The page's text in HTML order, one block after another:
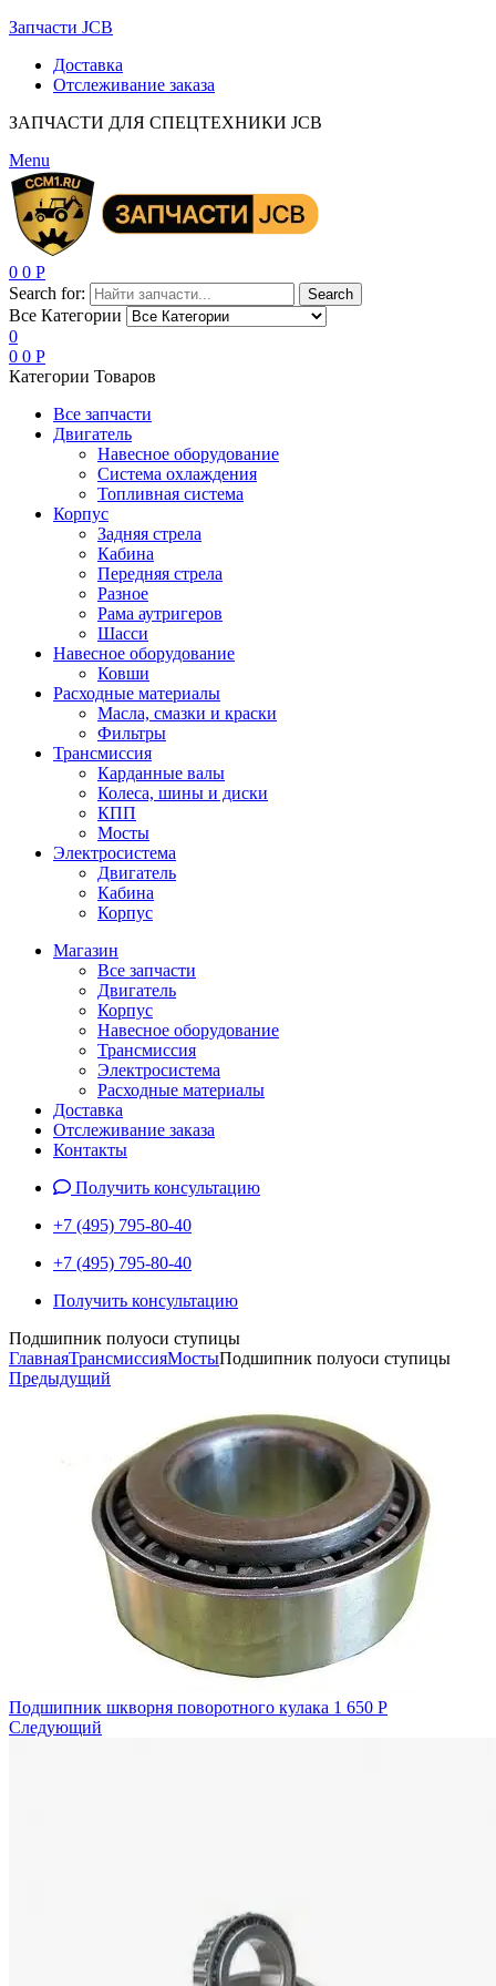
Запчасти JCB
Доставка
Отслеживание заказа
ЗАПЧАСТИ ДЛЯ СПЕЦТЕХНИКИ JCB
Menu
0 0 Р
Search for:
Search
Все Категории
0
0 0 Р
Категории Товаров
Все запчасти
Двигатель
Навесное оборудование
Система охлаждения
Топливная система
Корпус
Задняя стрела
Кабина
Передняя стрела
Разное
Рама аутригеров
Шасси
Навесное оборудование
Ковши
Расходные материалы
Масла, смазки и краски
Фильтры
Трансмиссия
Карданные валы
Колеса, шины и диски
КПП
Мосты
Электросистема
Двигатель
Кабина
Корпус
Магазин
Все запчасти
Двигатель
Корпус
Навесное оборудование
Трансмиссия
Электросистема
Расходные материалы
Доставка
Отслеживание заказа
Контакты
Получить консультацию
+7 (495) 795-80-40
+7 (495) 795-80-40
Получить консультацию
Подшипник полуоси ступицы
ГлавнаяТрансмиссияМостыПодшипник полуоси ступицы
Предыдущий
Подшипник шкворня поворотного кулака 1 650 Р
Следующий